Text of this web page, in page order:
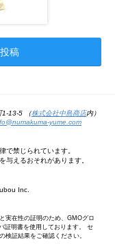
稿
1-13-5 （株式会社中島商店内）
yume.com
で禁じられています。
与えるおそれがあります。
Inc.
実在性の証明のため、GMOグロ
証明書を使用しております。 セ
検証結果をご確認ください。